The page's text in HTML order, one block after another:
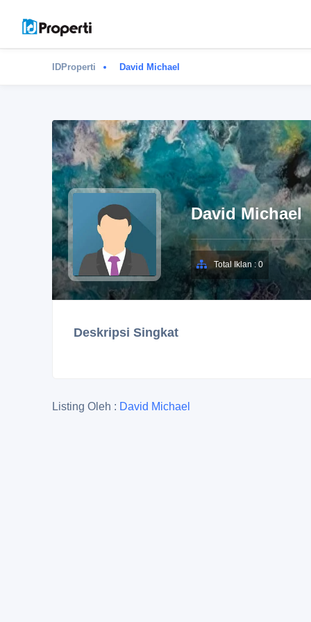
IDProperti David Michael
David Michael
Total Iklan : 0
Deskripsi Singkat
Listing Oleh : David Michael